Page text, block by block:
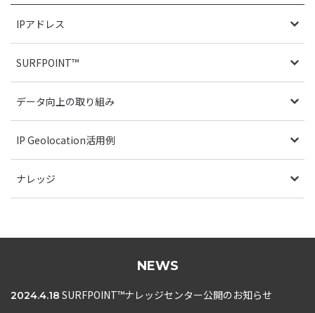
IPアドレス
SURFPOINT™
データ向上の取り組み
IP Geolocation活用例
ナレッジ
NEWS
2024.4.18 SURFPOINT™ナレッジセンター公開のお知らせ